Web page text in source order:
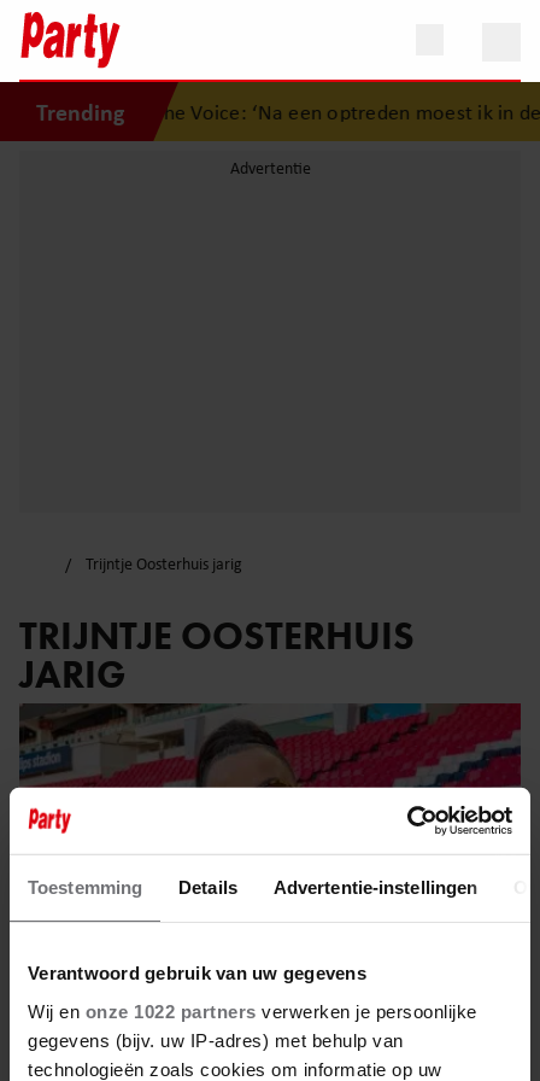
Toestemming Details Advertentie-instellingen
Verantwoord gebruik van uw gegevens
Wij en onze 1022 partners verwerken je persoonlijke
gegevens (bijv. uw IP-adres) met behulp van
technologieën zoals cookies om informatie op uw
Trending
hectiek na The Voice: ‘Na een optreden moest ik in de
Trijntje Oosterhuis jarig
TRIJNTJE OOSTERHUIS
JARIG